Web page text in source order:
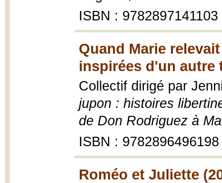
ISBN : 9782897141103
Quand Marie
inspirées d'un autre
Collectif dirigé par
jupon : histoires
de Don Rodriguez à
ISBN : 9782896496198
Roméo et Juliette